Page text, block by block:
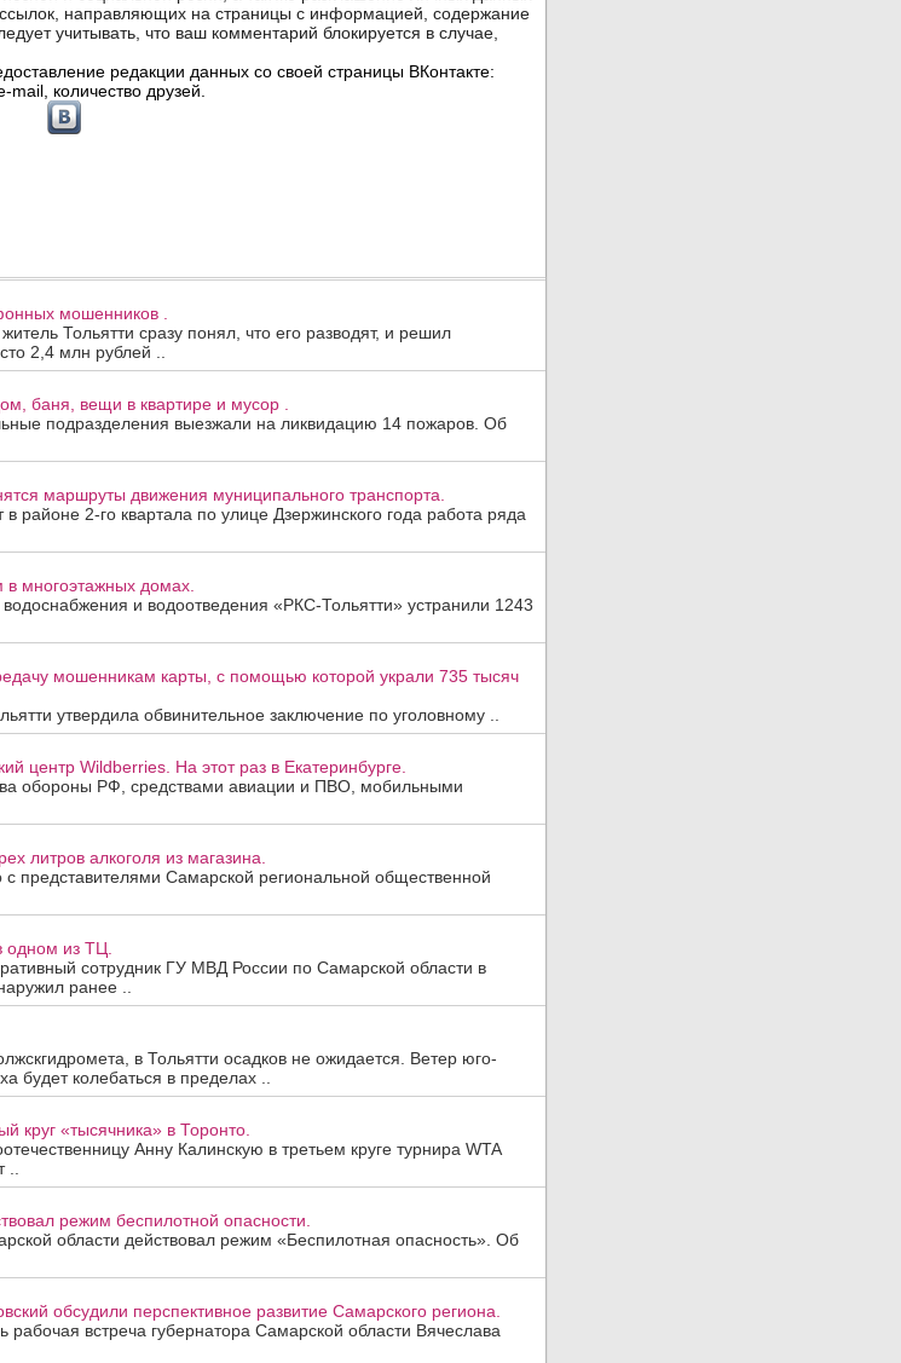
мошенников .
Тольятти сразу понял, что его разводят, и решил
2,4 млн рублей ..
баня, вещи в квартире и мусор .
подразделения выезжали на ликвидацию 14 пожаров. Об
маршруты движения муниципального транспорта.
районе 2-го квартала по улице Дзержинского года работа ряда
многоэтажных домах.
и водоотведения «РКС-Тольятти» устранили 1243
мошенникам карты, с помощью которой украли 735 тысяч
утвердила обвинительное заключение по уголовному ..
центр Wildberries. На этот раз в Екатеринбурге.
обороны РФ, средствами авиации и ПВО, мобильными
литров алкоголя из магазина.
представителями Самарской региональной общественной
из ТЦ.
сотрудник ГУ МВД России по Самарской области в
ранее ..
в Тольятти осадков не ожидается. Ветер юго-
будет колебаться в пределах ..
круг «тысячника» в Торонто.
Анну Калинскую в третьем круге турнира WTA
режим беспилотной опасности.
области действовал режим «Беспилотная опасность». Об
обсудили перспективное развитие Самарского региона.
рабочая встреча губернатора Самарской области Вячеслава